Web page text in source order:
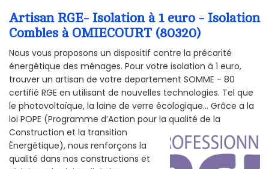
Artisan RGE- Isolation à 1 euro - Isolation
Combles à OMIECOURT (80320)
Nous vous proposons un dispositif contre la précarité
énergétique des ménages. Pour votre isolation à 1 euro,
trouver un artisan de votre departement SOMME - 80
certifié RGE en utilisant de nouvelles technologies. Tel que
le photovoltaïque, la laine de verre écologique... Grâce a la
loi POPE (Programme d’Action pour la qualité de la
Construction et la transition
Énergétique), nous renforçons la
qualité dans nos constructions et